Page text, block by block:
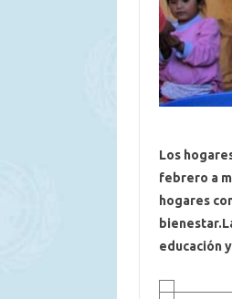
Los
febrero a
hogares
educación